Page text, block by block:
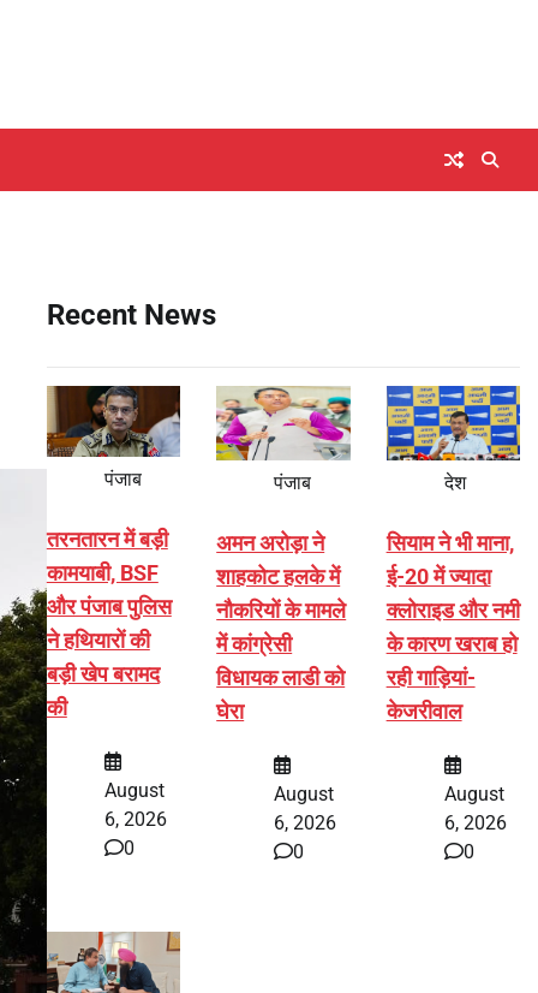
Recent News
पंजाब
तरनतारन में बड़ी
कामयाबी, BSF
और पंजाब पुलिस
ने हथियारों की
बड़ी खेप बरामद
की
August
6, 2026
0
पंजाब
अमन अरोड़ा ने
शाहकोट हलके में
नौकरियों के मामले
में कांग्रेसी
विधायक लाडी को
घेरा
August
6, 2026
0
देश
सियाम ने भी माना,
ई-20 में ज्यादा
क्लोराइड और नमी
के कारण खराब हो
रही गाड़ियां-
केजरीवाल
August
6, 2026
0